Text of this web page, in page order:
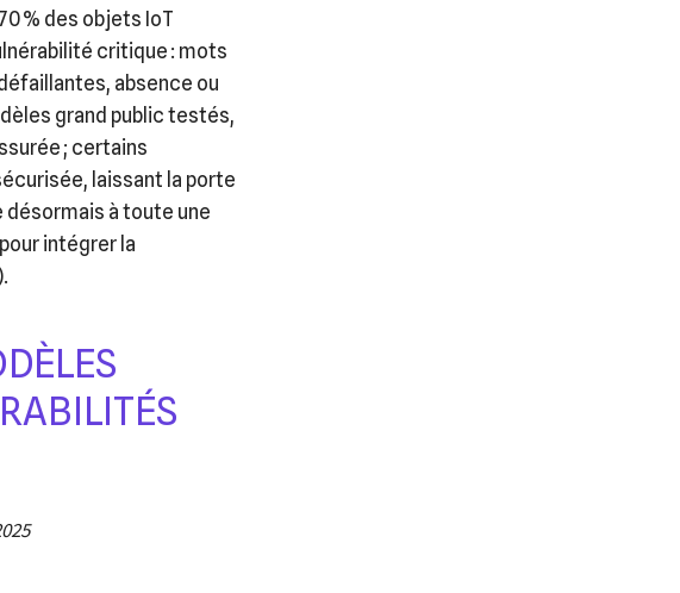
% des objets IoT
critique : mots
absence ou
grand public testés,
; certains
laissant la porte
à toute une
intégrer la